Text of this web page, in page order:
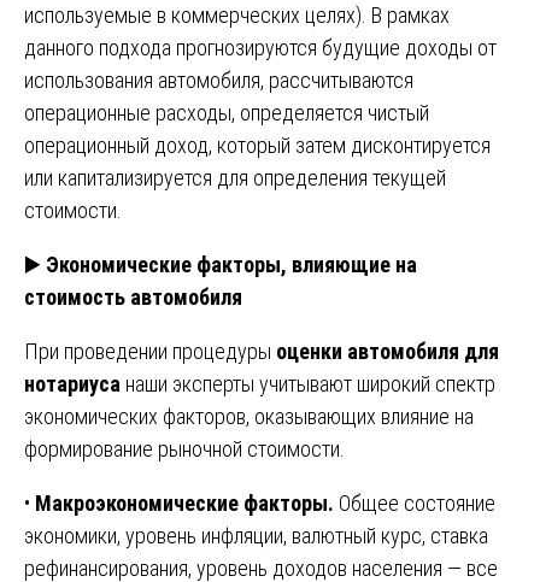
используемые в коммерческих целях). В рамках
данного подхода прогнозируются будущие доходы от
использования автомобиля, рассчитываются
операционные расходы, определяется чистый
операционный доход, который затем дисконтируется
или капитализируется для определения текущей
стоимости.
▶️ Экономические факторы, влияющие на
стоимость автомобиля
При проведении процедуры оценки автомобиля для
нотариуса наши эксперты учитывают широкий спектр
экономических факторов, оказывающих влияние на
формирование рыночной стоимости.
• Макроэкономические факторы. Общее состояние
экономики, уровень инфляции, валютный курс, ставка
рефинансирования, уровень доходов населения — все